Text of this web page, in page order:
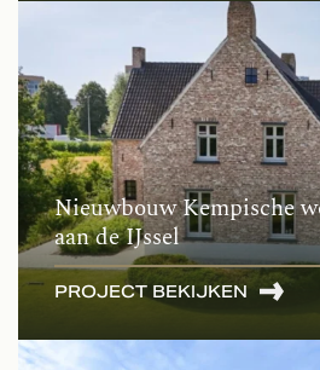
Nieuwbouw Kempische
aan de IJssel
PROJECT BEKIJKEN